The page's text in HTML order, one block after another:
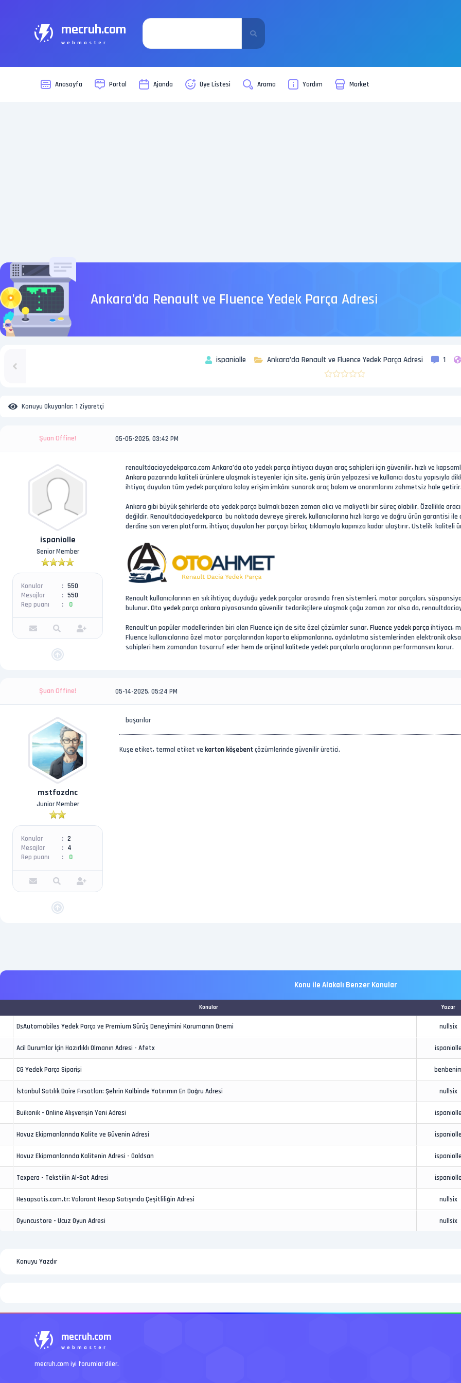
mecruh.com
webmaster
Anasayfa Portal Ajanda Üye Listesi Arama Yardım Market
Ankara’da Renault ve Fluence Yedek Parça Adresi
ispaniolle Ankara’da Renault ve Fluence Yedek Parça Adresi 1
Konuyu Okuyanlar: 1 Ziyaretçi
Şuan Offine! 05-05-2025, 03:42 PM
ispaniolle
Senior Member
Konular
550
Mesajlar
550
Rep puanı
0
renaultdaciayedekparca.com Ankara’da oto yedek parça ihtiyacı duyan araç sahipleri için güvenilir, hızlı ve
Ankara pazarında kaliteli ürünlere ulaşmak isteyenler için site, geniş ürün yelpazesi ve kullanıcı dostu yapısıyla
ihtiyaç duyulan tüm yedek parçalara kolay erişim imkânı sunarak araç bakım ve onarımlarını zahmetsiz hale
Ankara gibi büyük şehirlerde oto yedek parça bulmak bazen zaman alıcı ve maliyetli bir süreç olabilir. Özellikle
değildir. Renaultdaciayedekparca bu noktada devreye girerek, kullanıcılarına hızlı kargo ve doğru ürün garantisi
derdine son veren platform, ihtiyaç duyulan her parçayı birkaç tıklamayla kapınıza kadar ulaştırır. Üstelik
Renault kullanıcılarının en sık ihtiyaç duyduğu yedek parçalar arasında fren sistemleri, motor parçaları,
bulunur. Oto yedek parça ankara piyasasında güvenilir tedarikçilere ulaşmak çoğu zaman zor olsa da,
Renault’un popüler modellerinden biri olan Fluence için de site özel çözümler sunar. Fluence yedek parça ihtiyacı,
Fluence kullanıcılarına özel motor parçalarından kaporta ekipmanlarına, aydınlatma sistemlerinden elektronik
sahipleri hem zamandan tasarruf eder hem de orijinal kalitede yedek parçalarla araçlarının performansını korur.
Şuan Offine! 05-14-2025, 05:24 PM
mstfozdnc
Junior Member
Konular
2
Mesajlar
4
Rep puanı
0
başarılar
Kuşe etiket, termal etiket ve karton köşebentçözümlerinde güvenilir üretici.
Konu ile Alakalı Benzer Konular
Konular Yazar
DsAutomobiles Yedek Parça ve Premium Sürüş Deneyimini Korumanın Önemi nullsix
Acil Durumlar İçin Hazırlıklı Olmanın Adresi - Afetx
CG Yedek Parça Siparişi
İstanbul Satılık Daire Fırsatları: Şehrin Kalbinde Yatırımın En Doğru Adresi nullsix
Buikonik - Online Alışverişin Yeni Adresi
Havuz Ekipmanlarında Kalite ve Güvenin Adresi
Havuz Ekipmanlarında Kalitenin Adresi - Goldsan
Texpera - Tekstilin Al-Sat Adresi
Hesapsatis.com.tr: Valorant Hesap Satışında Çeşitliliğin Adresi nullsix
Oyuncustore - Ucuz Oyun Adresi nullsix
Konuyu Yazdır
mecruh.com
webmaster
mecruh.com iyi forumlar diler.